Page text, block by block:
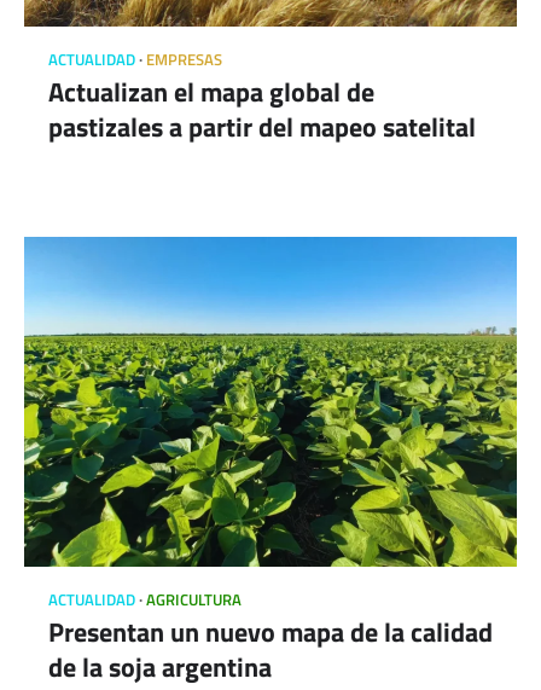
ACTUALIDAD EMPRESAS
Actualizan el mapa global de
pastizales a partir del mapeo satelital
ACTUALIDAD AGRICULTURA
Presentan un nuevo mapa de la calidad
de la soja argentina